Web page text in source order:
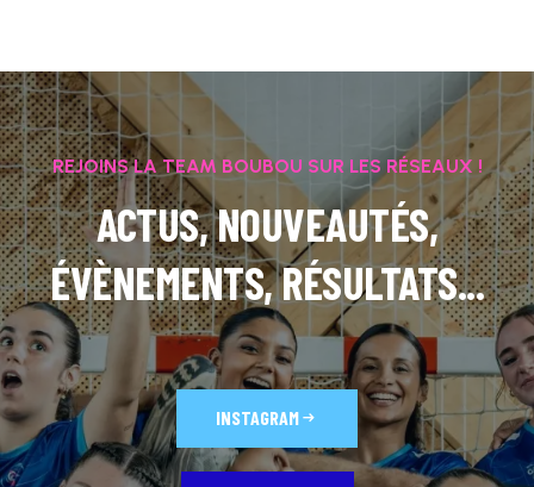
REJOINS LA TEAM BOUBOU SUR LES RÉSEAUX !
ACTUS, NOUVEAUTÉS,
ÉVÈNEMENTS, RÉSULTATS...
INSTAGRAM